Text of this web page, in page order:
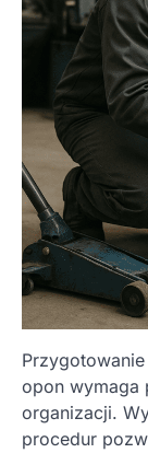
opon wymaga
organizacji.
procedur